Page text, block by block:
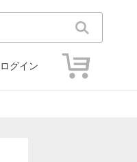
ログイン